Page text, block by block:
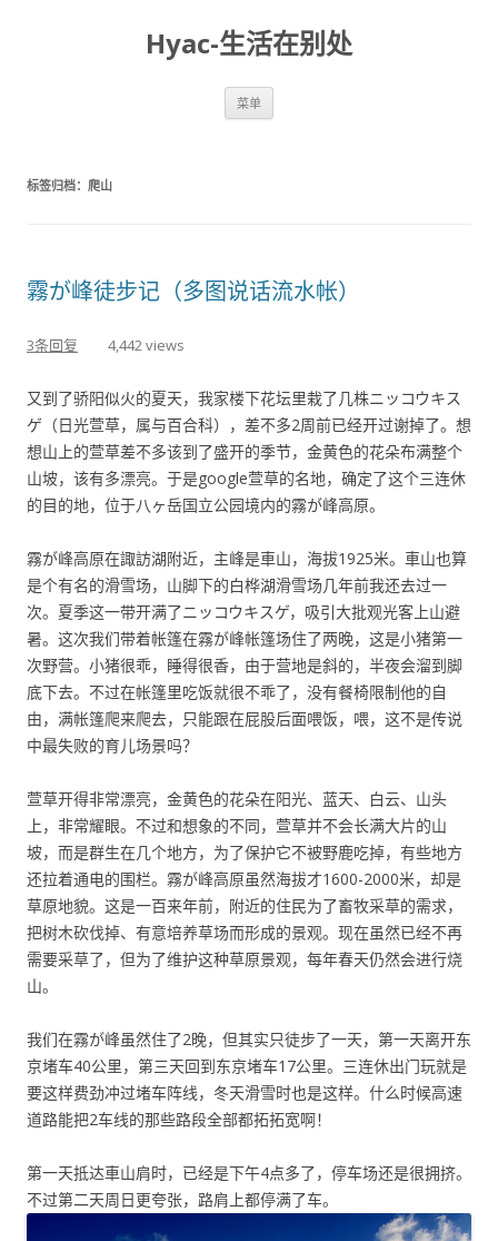
Hyac-生活在别处
菜单
标签归档： 爬山
霧が峰徒步记（多图说话流水帐）
3条回复 4,442 views
又到了骄阳似火的夏天，我家楼下花坛里栽了几株ニッコウキス
ゲ（日光萱草，属与百合科），差不多2周前已经开过谢掉了。想
想山上的萱草差不多该到了盛开的季节，金黄色的花朵布满整个
山坡，该有多漂亮。于是google萱草的名地，确定了这个三连休
的目的地，位于八ヶ岳国立公园境内的霧が峰高原。
霧が峰高原在諏訪湖附近，主峰是車山，海拔1925米。車山也算
是个有名的滑雪场，山脚下的白桦湖滑雪场几年前我还去过一
次。夏季这一带开满了ニッコウキスゲ，吸引大批观光客上山避
暑。这次我们带着帐篷在霧が峰帐篷场住了两晚，这是小猪第一
次野营。小猪很乖，睡得很香，由于营地是斜的，半夜会溜到脚
底下去。不过在帐篷里吃饭就很不乖了，没有餐椅限制他的自
由，满帐篷爬来爬去，只能跟在屁股后面喂饭，喂，这不是传说
中最失败的育儿场景吗？
萱草开得非常漂亮，金黄色的花朵在阳光、蓝天、白云、山头
上，非常耀眼。不过和想象的不同，萱草并不会长满大片的山
坡，而是群生在几个地方，为了保护它不被野鹿吃掉，有些地方
还拉着通电的围栏。霧が峰高原虽然海拔才1600-2000米，却是
草原地貌。这是一百来年前，附近的住民为了畜牧采草的需求，
把树木砍伐掉、有意培养草场而形成的景观。现在虽然已经不再
需要采草了，但为了维护这种草原景观，每年春天仍然会进行烧
山。
我们在霧が峰虽然住了2晚，但其实只徒步了一天，第一天离开东
京堵车40公里，第三天回到东京堵车17公里。三连休出门玩就是
要这样费劲冲过堵车阵线，冬天滑雪时也是这样。什么时候高速
道路能把2车线的那些路段全部都拓拓宽啊！
第一天抵达車山肩时，已经是下午4点多了，停车场还是很拥挤。
不过第二天周日更夸张，路肩上都停满了车。